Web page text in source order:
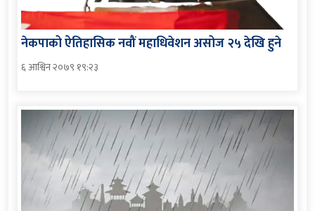
नेकपाको ऐतिहासिक नवौं महाधिवेशन असोज २५ देखि हुने
६ आश्विन २०७९ १९:२३